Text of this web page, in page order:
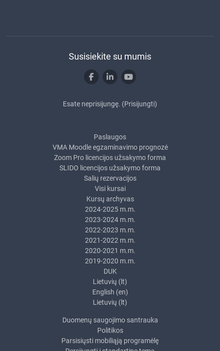
Susisiekite su mumis
Esate neprisijungę. (Prisijungti)
Paslaugos
VMA Moodle egzaminavimo prognozė
Zoom Pro licencijos užsakymo forma
SLIDO licencijos užsakymo forma
Salių rezervacijos
Visi kursai
Kursų archyvas
2024-2025 m.m.
2023-2024 m.m.
2022-2023 m.m.
2021-2022 m.m.
2020-2021 m.m.
2019-2020 m.m.
DUK
Lietuvių ‎(lt)‎
English ‎(en)‎
Lietuvių ‎(lt)‎
Duomenų saugojimo santrauka
Politikos
Parsisiųsti mobiliąją programėlę